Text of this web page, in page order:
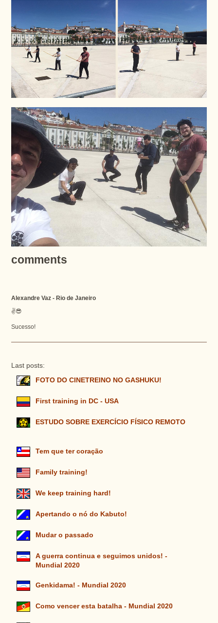
comments
Alexandre Vaz - Rio de Janeiro
✌😎
Sucesso!
Last posts:
FOTO DO CINETREINO NO GASHUKU!
First training in DC - USA
ESTUDO SOBRE EXERCÍCIO FÍSICO REMOTO
Tem que ter coração
Family training!
We keep training hard!
Apertando o nó do Kabuto!
Mudar o passado
A guerra continua e seguimos unidos! -
Mundial 2020
Genkidama! - Mundial 2020
Como vencer esta batalha - Mundial 2020